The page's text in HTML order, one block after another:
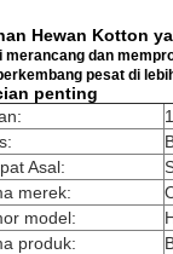
Hewan Kotton
merancang dan
pesat di
penting
Asal:
merek:
model:
produk: